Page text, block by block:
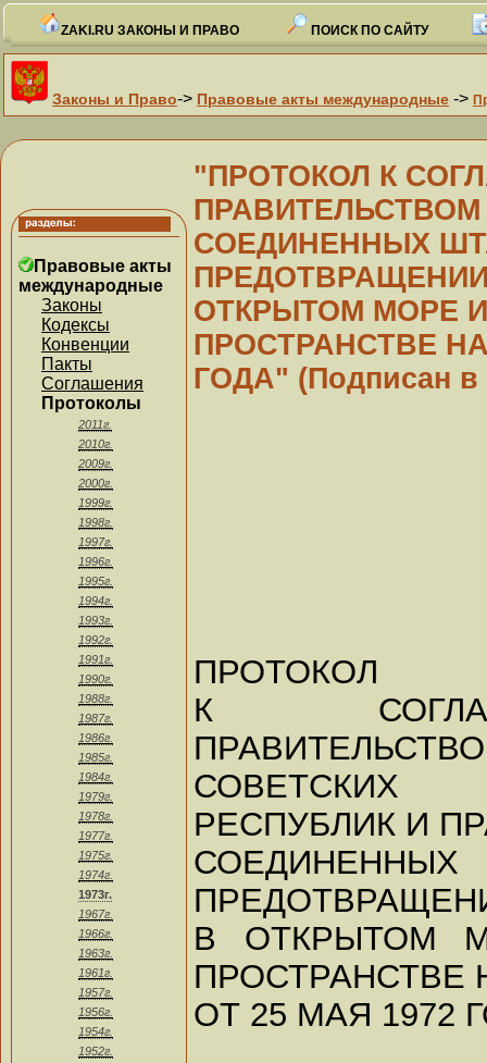
ZAKI.RU ЗАКОНЫ И ПРАВО ПОИСК ПО САЙТУ
Законы и Право-> Правовые акты международные ->
Правовые акты
международные
Законы
Кодексы
Конвенции
Пакты
Соглашения
Протоколы
2011г.
2010г.
2009г.
2000г.
1999г.
1998г.
1997г.
1996г.
1995г.
1994г.
1993г.
1992г.
1991г.
1990г.
1988г.
1987г.
1986г.
1985г.
1984г.
1979г.
1978г.
1977г.
1975г.
1974г.
1973г.
1967г.
1966г.
1963г.
1961г.
1957г.
1956г.
1954г.
1952г.
"ПРОТОКОЛ К
СОЕДИНЕННЫХ
ОТКРЫТОМ МОРЕ
ПРОСТРАНСТВЕ
ГОДА" (Подписан в
ПРОТОКОЛ
К
СОВЕТСКИХ
РЕСПУБЛИК И
В ОТКРЫТОМ
ПРОСТРАНСТВЕ
ОТ 25 МАЯ 1972